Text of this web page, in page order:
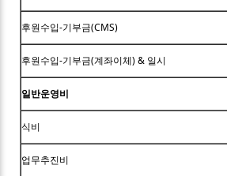
후원수입-기부금(CMS)
후원수입-기부금(계좌이체) & 일시
일반운영비
식비
업무추진비